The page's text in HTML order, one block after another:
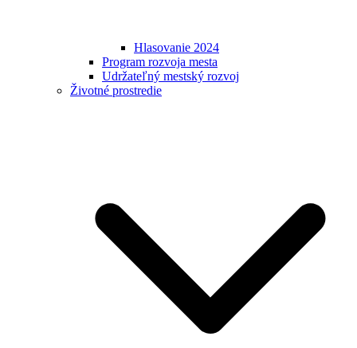
Hlasovanie 2024
Program rozvoja mesta
Udržateľný mestský rozvoj
Životné prostredie